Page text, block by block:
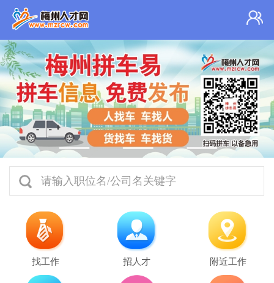
请输入职位名/公司名关键字
找工作 招人才 附近工作